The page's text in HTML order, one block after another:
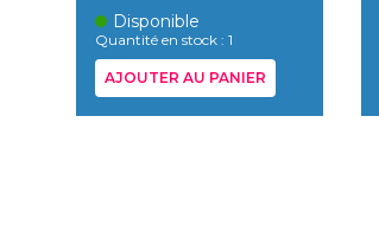
Disponible
Quantité en stock : 1
AJOUTER AU PANIER